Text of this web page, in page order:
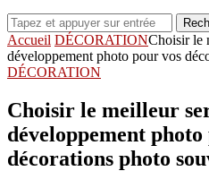
Accueil DÉCORATIONChoisir le
développement photo pour vos
DÉCORATION
Choisir le meilleur
développement
décorations photo